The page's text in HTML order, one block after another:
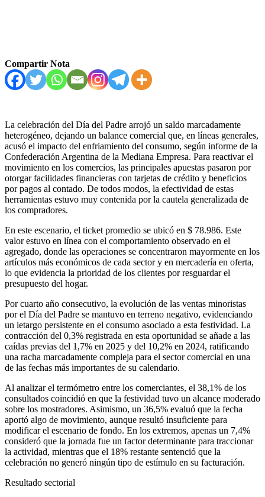
Compartir Nota
La celebración del Día del Padre arrojó un saldo marcadamente
heterogéneo, dejando un balance comercial que, en líneas generales,
acusó el impacto del enfriamiento del consumo, según informe de la
Confederación Argentina de la Mediana Empresa. Para reactivar el
movimiento en los comercios, las principales apuestas pasaron por
otorgar facilidades financieras con tarjetas de crédito y beneficios
por pagos al contado. De todos modos, la efectividad de estas
herramientas estuvo muy contenida por la cautela generalizada de
los compradores.
En este escenario, el ticket promedio se ubicó en $ 78.986. Este
valor estuvo en línea con el comportamiento observado en el
agregado, donde las operaciones se concentraron mayormente en los
artículos más económicos de cada sector y en mercadería en oferta,
lo que evidencia la prioridad de los clientes por resguardar el
presupuesto del hogar.
Por cuarto año consecutivo, la evolución de las ventas minoristas
por el Día del Padre se mantuvo en terreno negativo, evidenciando
un letargo persistente en el consumo asociado a esta festividad. La
contracción del 0,3% registrada en esta oportunidad se añade a las
caídas previas del 1,7% en 2025 y del 10,2% en 2024, ratificando
una racha marcadamente compleja para el sector comercial en una
de las fechas más importantes de su calendario.
Al analizar el termómetro entre los comerciantes, el 38,1% de los
consultados coincidió en que la festividad tuvo un alcance moderado
sobre los mostradores. Asimismo, un 36,5% evaluó que la fecha
aportó algo de movimiento, aunque resultó insuficiente para
modificar el escenario de fondo. En los extremos, apenas un 7,4%
consideró que la jornada fue un factor determinante para traccionar
la actividad, mientras que el 18% restante sentenció que la
celebración no generó ningún tipo de estímulo en su facturación.
Resultado sectorial